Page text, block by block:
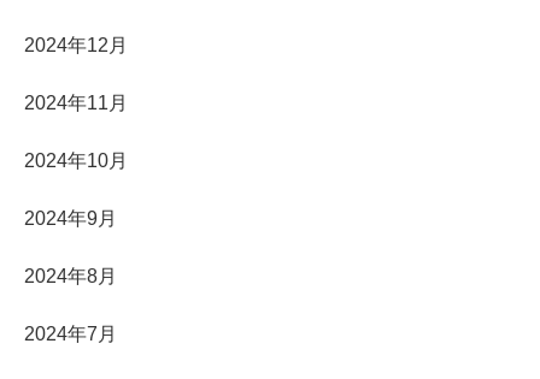
2024年12月
2024年11月
2024年10月
2024年9月
2024年8月
2024年7月